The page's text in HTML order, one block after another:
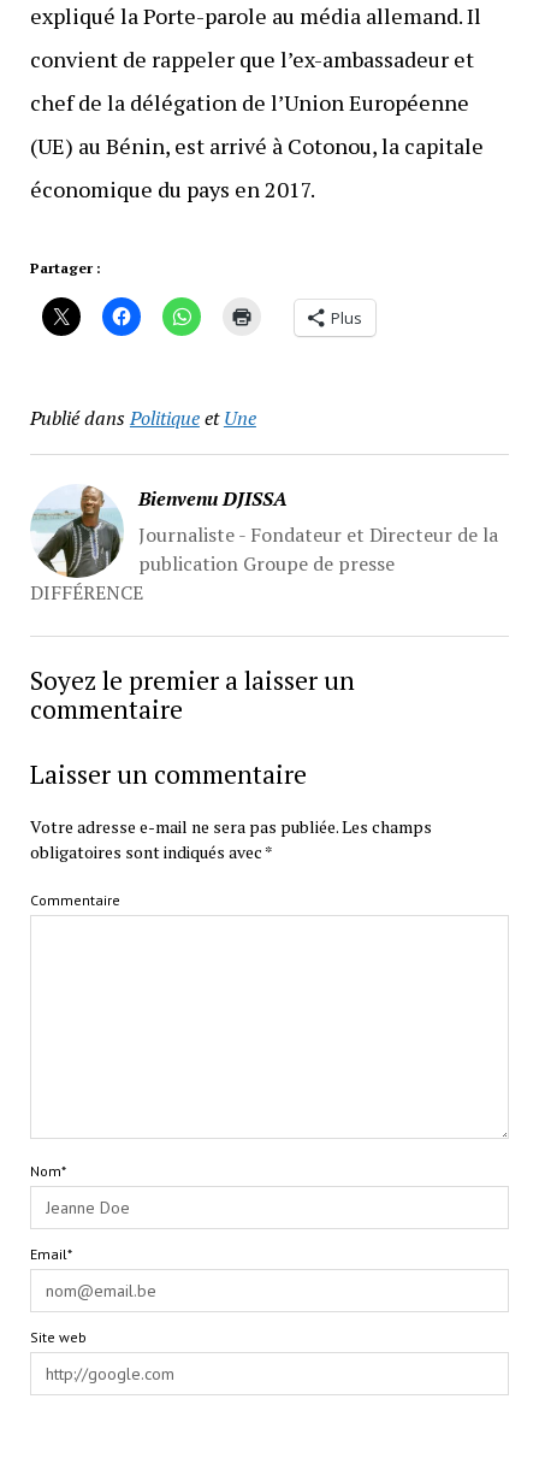
expliqué la Porte-parole au média allemand. Il
convient de rappeler que l’ex-ambassadeur et
chef de la délégation de l’Union Européenne
(UE) au Bénin, est arrivé à Cotonou, la capitale
économique du pays en 2017.
Partager :
Plus
Publié dansPolitiqueetUne
Bienvenu DJISSA
Journaliste - Fondateur et Directeur de la
publication Groupe de presse
DIFFÉRENCE
Soyez le premier a laisser un
commentaire
Laisser un commentaire
Votre adresse e-mail ne sera pas publiée.Les champs
obligatoires sont indiqués avec *
Commentaire
Nom*
Email*
Site web